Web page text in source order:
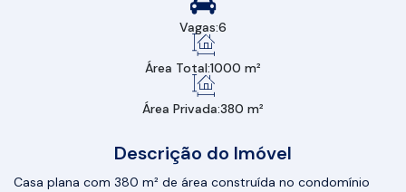
Vagas:6
Área Total:1000 m²
Área Privada:380 m²
Descrição do Imóvel
Casa plana com 380 m² de área construída no condomínio